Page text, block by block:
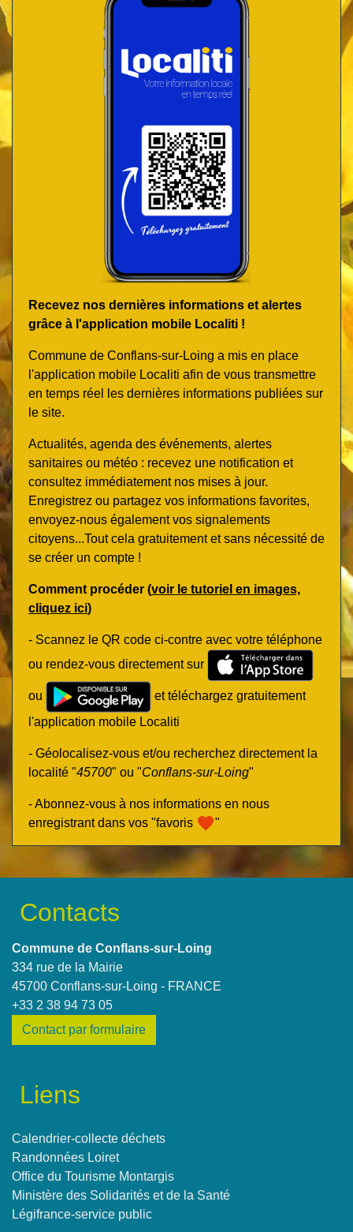
Recevez nos dernières informations et alertes
grâce à l'application mobile Localiti !
Commune de Conflans-sur-Loing a mis en place
l'application mobile Localiti afin de vous transmettre
en temps réel les dernières informations publiées sur
le site.
Actualités, agenda des événements, alertes
sanitaires ou météo : recevez une notification et
consultez immédiatement nos mises à jour.
Enregistrez ou partagez vos informations favorites,
envoyez-nous également vos signalements
citoyens...Tout cela gratuitement et sans nécessité de
se créer un compte !
Comment procéder (voir le tutoriel en images,
cliquez ici)
- Scannez le QR code ci-contre avec votre téléphone
ou rendez-vous directement sur
ou
et téléchargez gratuitement
l'application mobile Localiti
- Géolocalisez-vous et/ou recherchez directement la
localité "45700" ou "Conflans-sur-Loing"
- Abonnez-vous à nos informations en nous
enregistrant dans vos "favoris favorite"
Contacts
Commune de Conflans-sur-Loing
334 rue de la Mairie
45700 Conflans-sur-Loing - FRANCE
+33 2 38 94 73 05
Contact par formulaire
Liens
Calendrier-collecte déchets
Randonnées Loiret
Office du Tourisme Montargis
Ministère des Solidarités et de la Santé
Légifrance-service public